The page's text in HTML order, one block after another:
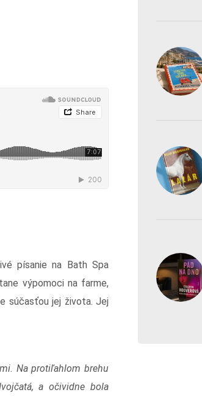
písanie na Bath Spa
výpomoci na farme,
súčasťou jej života. Jej
Na protiľahlom brehu
a očividne bola